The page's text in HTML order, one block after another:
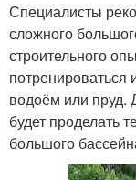
Специалисты
сложного
строительного
потренироваться
водоём или пруд.
будет проделать
большого